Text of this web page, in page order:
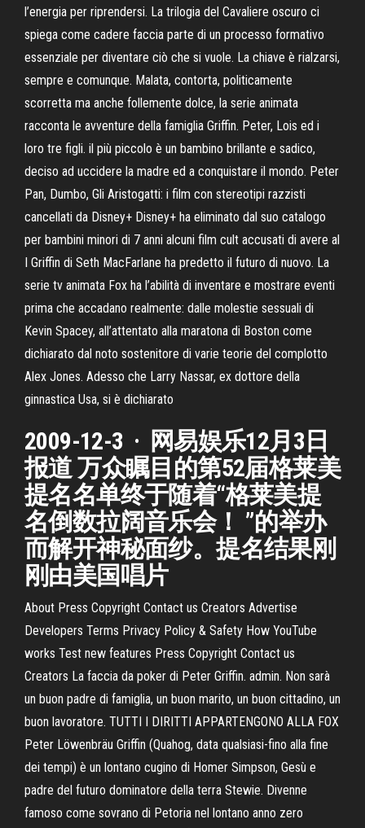
l’energia per riprendersi. La trilogia del Cavaliere oscuro ci
spiega come cadere faccia parte di un processo formativo
essenziale per diventare ciò che si vuole. La chiave è rialzarsi,
sempre e comunque. Malata, contorta, politicamente
scorretta ma anche follemente dolce, la serie animata
racconta le avventure della famiglia Griffin. Peter, Lois ed i
loro tre figli. il più piccolo è un bambino brillante e sadico,
deciso ad uccidere la madre ed a conquistare il mondo. Peter
Pan, Dumbo, Gli Aristogatti: i film con stereotipi razzisti
cancellati da Disney+ Disney+ ha eliminato dal suo catalogo
per bambini minori di 7 anni alcuni film cult accusati di avere al
I Griffin di Seth MacFarlane ha predetto il futuro di nuovo. La
serie tv animata Fox ha l’abilità di inventare e mostrare eventi
prima che accadano realmente: dalle molestie sessuali di
Kevin Spacey, all’attentato alla maratona di Boston come
dichiarato dal noto sostenitore di varie teorie del complotto
Alex Jones. Adesso che Larry Nassar, ex dottore della
ginnastica Usa, si è dichiarato
2009-12-3 · 网易娱乐12月3日
报道 万众瞩目的第52届格莱美
提名名单终于随着“格莱美提
名倒数拉阔音乐会！ ”的举办
而解开神秘面纱。提名结果刚
刚由美国唱片
About Press Copyright Contact us Creators Advertise
Developers Terms Privacy Policy & Safety How YouTube
works Test new features Press Copyright Contact us
Creators La faccia da poker di Peter Griffin. admin. Non sarà
un buon padre di famiglia, un buon marito, un buon cittadino, un
buon lavoratore. TUTTI I DIRITTI APPARTENGONO ALLA FOX
Peter Löwenbräu Griffin (Quahog, data qualsiasi-fino alla fine
dei tempi) è un lontano cugino di Homer Simpson, Gesù e
padre del futuro dominatore della terra Stewie. Divenne
famoso come sovrano di Petoria nel lontano anno zero